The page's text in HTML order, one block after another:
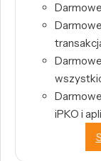
iPKO i